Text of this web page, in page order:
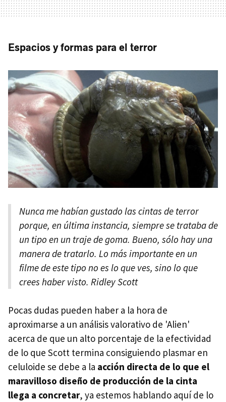
Espacios y formas para el terror
Nunca me habían gustado las cintas de terror
porque, en última instancia, siempre se trataba de
un tipo en un traje de goma. Bueno, sólo hay una
manera de tratarlo. Lo más importante en un
filme de este tipo no es lo que ves, sino lo que
crees haber visto. Ridley Scott
Pocas dudas pueden haber a la hora de
aproximarse a un análisis valorativo de 'Alien'
acerca de que un alto porcentaje de la efectividad
de lo que Scott termina consiguiendo plasmar en
celuloide se debe a la acción directa de lo que el
maravilloso diseño de producción de la cinta
llega a concretar, ya estemos hablando aquí de lo